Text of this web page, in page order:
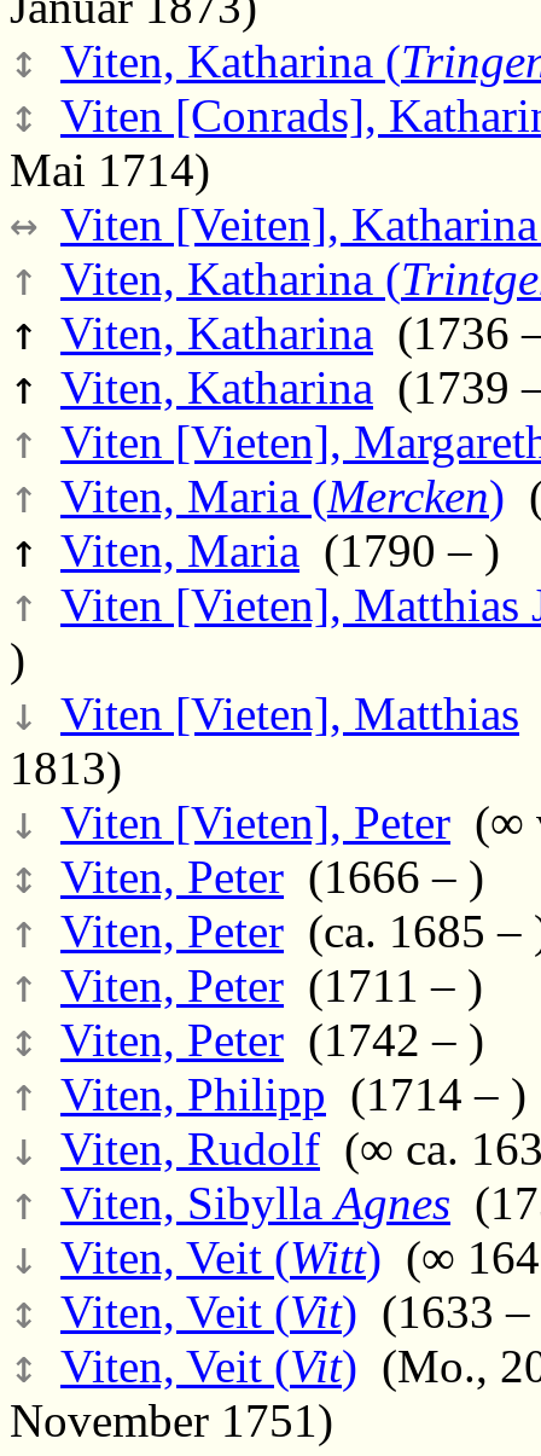
↕ Viten, Katharina (
↕ Viten [Conrads],
Mai 1714)
↔ Viten [Veiten],
↑ Viten, Katharina (
↑ Viten, Katharina (1736
↑ Viten, Katharina (1739
↑ Viten [Vieten],
↑ Viten, Maria (Mercken)
↑ Viten, Maria (1790 – )
↑ Viten [Vieten], Matthias
)
↓ Viten [Vieten], Matthias
1813)
↓ Viten [Vieten], Peter (∞
↕ Viten, Peter (1666 – )
↑ Viten, Peter (ca. 1685 –
↑ Viten, Peter (1711 – )
↕ Viten, Peter (1742 – )
↑ Viten, Philipp (1714 – )
↓ Viten, Rudolf (∞ ca.
↑ Viten, SibyllaAgnes
↓ Viten, Veit (Witt) (∞
↕ Viten, Veit (Vit) (1633
↕ Viten, Veit (Vit) (Mo.,
November 1751)